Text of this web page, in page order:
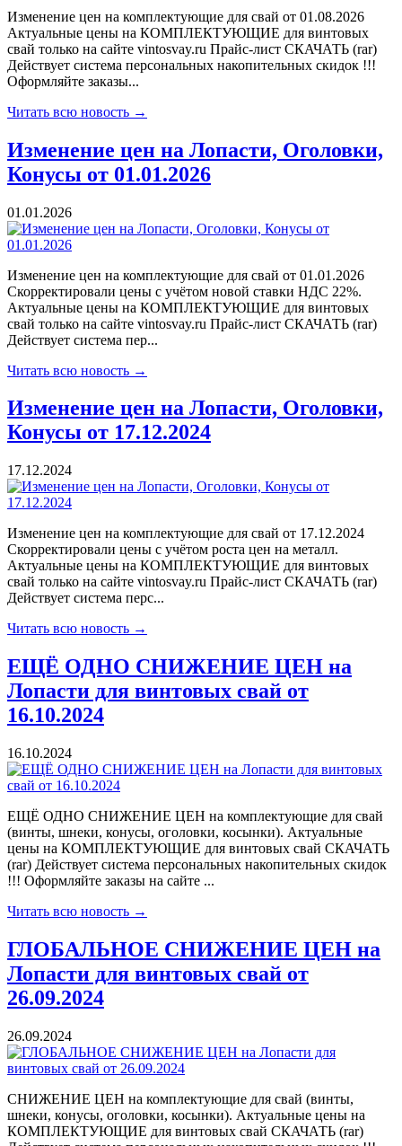
Изменение цен на комплектующие для свай от 01.08.2026
Актуальные цены на КОМПЛЕКТУЮЩИЕ для винтовых
свай только на сайте vintosvay.ru Прайс-лист СКАЧАТЬ (rar)
Действует система персональных накопительных скидок !!!
Оформляйте заказы...
Читать всю новость →
Изменение цен на Лопасти, Оголовки,
Конусы от 01.01.2026
01.01.2026
Изменение цен на комплектующие для свай от 01.01.2026
Скорректировали цены с учётом новой ставки НДС 22%.
Актуальные цены на КОМПЛЕКТУЮЩИЕ для винтовых
свай только на сайте vintosvay.ru Прайс-лист СКАЧАТЬ (rar)
Действует система пер...
Читать всю новость →
Изменение цен на Лопасти, Оголовки,
Конусы от 17.12.2024
17.12.2024
Изменение цен на комплектующие для свай от 17.12.2024
Скорректировали цены с учётом роста цен на металл.
Актуальные цены на КОМПЛЕКТУЮЩИЕ для винтовых
свай только на сайте vintosvay.ru Прайс-лист СКАЧАТЬ (rar)
Действует система перс...
Читать всю новость →
ЕЩЁ ОДНО СНИЖЕНИЕ ЦЕН на
Лопасти для винтовых свай от
16.10.2024
16.10.2024
ЕЩЁ ОДНО СНИЖЕНИЕ ЦЕН на комплектующие для свай
(винты, шнеки, конусы, оголовки, косынки). Актуальные
цены на КОМПЛЕКТУЮЩИЕ для винтовых свай СКАЧАТЬ
(rar) Действует система персональных накопительных скидок
!!! Оформляйте заказы на сайте ...
Читать всю новость →
ГЛОБАЛЬНОЕ СНИЖЕНИЕ ЦЕН на
Лопасти для винтовых свай от
26.09.2024
26.09.2024
СНИЖЕНИЕ ЦЕН на комплектующие для свай (винты,
шнеки, конусы, оголовки, косынки). Актуальные цены на
КОМПЛЕКТУЮЩИЕ для винтовых свай СКАЧАТЬ (rar)